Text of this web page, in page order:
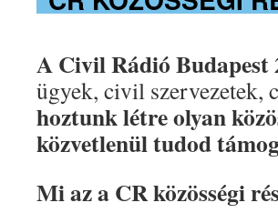
A Civil Rádió Budapest
ügyek, civil szervezetek,
hoztunk létre olyan
közvetlenül tudod
Mi az a CR közösségi